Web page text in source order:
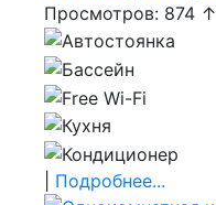
Просмотров: 874 ↑
Подробнее...